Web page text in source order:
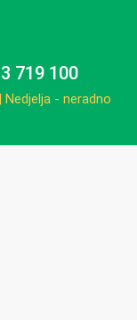
719 100
Nedjelja - neradno